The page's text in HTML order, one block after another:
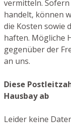
vermitteln.
handelt, können
die Kosten sowie
haften. Mögliche
gegenüber der
an uns.
Diese
Hausbay ab
Leider keine